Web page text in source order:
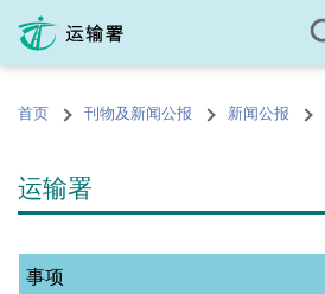
内
的首页 刊物及新闻公报 新闻公报
运输署
事项